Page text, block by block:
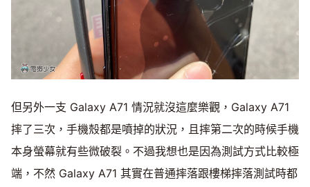
但另外一支 Galaxy A71 情況就沒這麼樂觀，Galaxy A71
摔了三次，手機殼都是噴掉的狀況，且摔第二次的時候手機
本身螢幕就有些微破裂。不過我想也是因為測試方式比較極
端，不然 Galaxy A71 其實在普通摔落跟樓梯摔落測試時都